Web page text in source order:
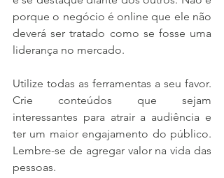
porque o negócio é online que ele não
deverá ser tratado como se fosse uma
liderança no mercado.
Utilize todas as ferramentas a seu favor.
Crie conteúdos que sejam
interessantes para atrair a audiência e
ter um maior engajamento do público.
Lembre-se de agregar valor na vida das
pessoas.